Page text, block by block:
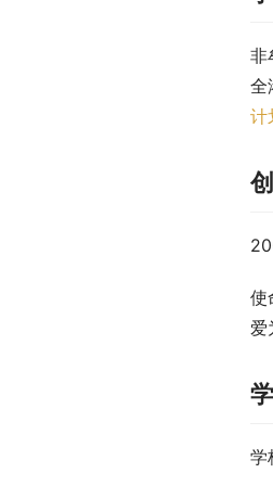
非
全
计
使
爱
学